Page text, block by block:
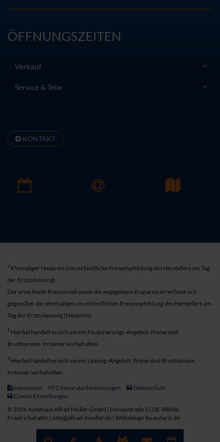
ÖFFNUNGSZEITEN
Verkauf
Service & Teile
KONTAKT
1 Ehemaliger Neupreis (Unverbindliche Preisempfehlung des Herstellers am Tag
der Erstzulassung).
Der errechnete Preisvorteil sowie die angegebene Ersparnis errechnet sich
gegenüber der ehemaligen unverbindlichen Preisempfehlung des Herstellers am
Tag der Erstzulassung (Neupreis).
2 Hierbei handelt es sich um ein Finanzierungs-Angebot. Preise sind
Bruttopreise. Irrtümer vorbehalten.
3 Hierbei handelt es sich um ein Leasing-Angebot. Preise sind Bruttopreise.
Irrtümer vorbehalten.
Impressum KFZ Reparaturbedinnungen
Datenschutz
Cookie Einstellungen
© 2026 Autohaus Allrad Müller GmbH | Donaustraße 5 | DE-88046
Friedrichshafen | info@allrad-mueller.de | Webdesign by audaris.de